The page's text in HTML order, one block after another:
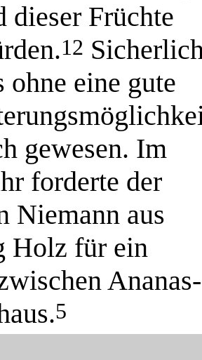
dieser Früchte
12
ohne eine gute
gewesen. Im
forderte der
Niemann aus
Holz für ein
Ananas-
5